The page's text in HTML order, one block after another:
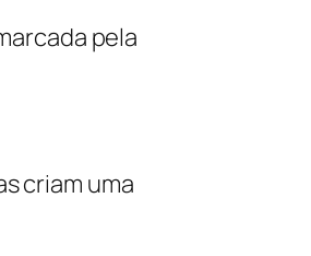
pela
criam uma